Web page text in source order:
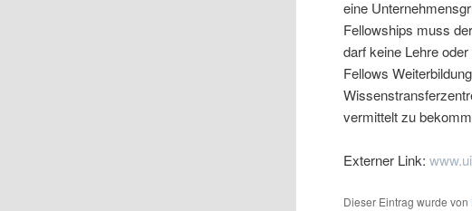
eine
Fellowships muss
darf keine Lehre
Fellows
vermittelt zu
Externer Link:
Dieser Eintrag wurde von